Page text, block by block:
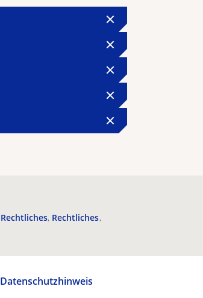
Rechtliches Rechtliches
Datenschutzhinweis